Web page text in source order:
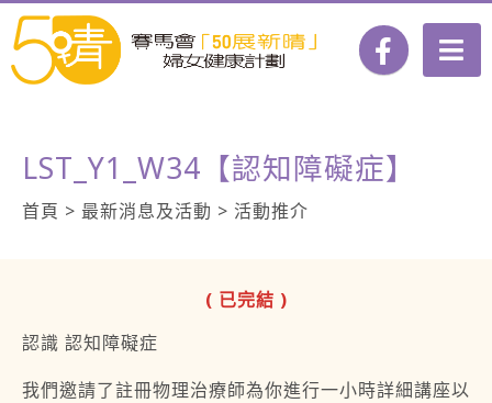
LST_Y1_W34【認知障礙症】
首頁 > 最新消息及活動 > 活動推介
( 已完結 )
認識 認知障礙症
我們邀請了註冊物理治療師為你進行一小時詳細講座以